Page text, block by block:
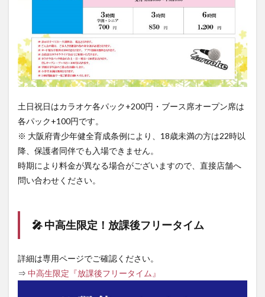
土日祝日はカラオケ各パック+200円・ブース席オープン席は
各パック+100円です。
※ 大阪府青少年健全育成条例により、18歳未満の方は22時以
降、保護者同伴でも入場できません。
時期により料金が異なる場合がございますので、直接店舗へ
問い合わせください。
🎤 中高生限定！放課後フリータイム
詳細は専用ページでご確認ください。
⇒ 中高生限定『放課後フリータイム』